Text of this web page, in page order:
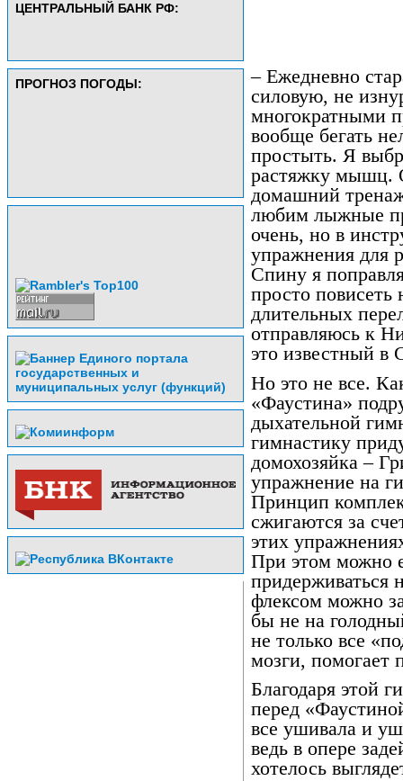
ЦЕНТРАЛЬНЫЙ БАНК РФ:
ПРОГНОЗ ПОГОДЫ:
– Ежедневно
силовую, не
многократными
вообще бегать
простыть. Я
растяжку мышц.
домашний
любим лыжные
очень, но в
упражнения для
Спину я
просто повисеть
длительных
отправляюсь к
это известный в
Но это не все.
«Фаустина»
дыхательной
гимнастику
домохозяйка –
упражнение на
Принцип
сжигаются за
этих
При этом можно
придерживаться
флексом можно
бы не на
не только все
мозги, помогает
Благодаря этой
перед
все ушивала и
ведь в опере
хотелось